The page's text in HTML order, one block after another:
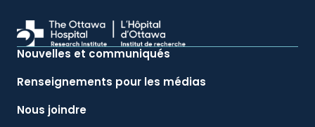
Nouvelles et communiqués
Renseignements pour les médias
Nous joindre